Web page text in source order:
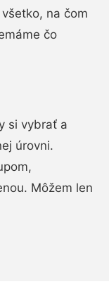
na čom
čo
si vybrať a
úrovni.
Môžem len